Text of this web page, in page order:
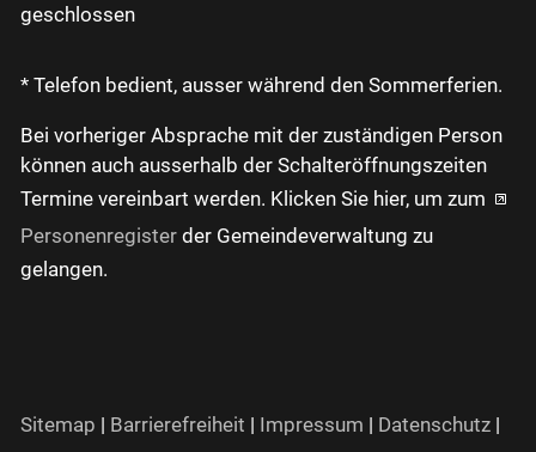
geschlossen
* Telefon bedient, ausser während den Sommerferien.
Bei vorheriger Absprache mit der zuständigen Person
können auch ausserhalb der Schalteröffnungszeiten
Termine vereinbart werden. Klicken Sie hier, um zum
Personenregister der Gemeindeverwaltung zu
gelangen.
Sitemap | Barrierefreiheit | Impressum | Datenschutz |